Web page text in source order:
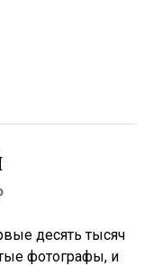
десять тысяч
фотографы, и